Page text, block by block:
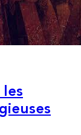
les